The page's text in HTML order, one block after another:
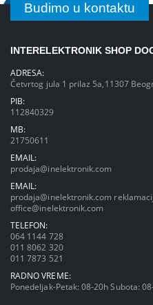
Budimo u kontaktu
INTERELEKTRONIK SHOP
ADRESA:
Četvrtog jula 1 prilaz 5a,11307
PIB:
112840329
MB:
21750611
EMAIL:
prodaja@inelektronik.com
EMAIL:
prodaja@inelektronik.com
office@inelektronik.com
TELEFON:
064 1144 728
011 8062 320
011 7873 521
RADNO VREME:
Ponedeljak-Petak: 08-20h Subota: